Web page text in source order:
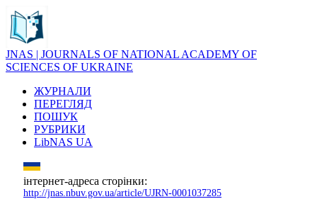
JNAS | JOURNALS OF NATIONAL ACADEMY OF
SCIENCES OF UKRAINE
ЖУРНАЛИ
ПЕРЕГЛЯД
ПОШУК
РУБРИКИ
LibNAS UA
інтернет-адреса сторінки:
http://jnas.nbuv.gov.ua/article/UJRN-0001037285